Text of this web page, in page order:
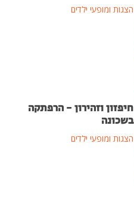
הצגות ומופעי ילדים
חיפזון וזהירון - הרפתקה
בשכונה
הצגות ומופעי ילדים